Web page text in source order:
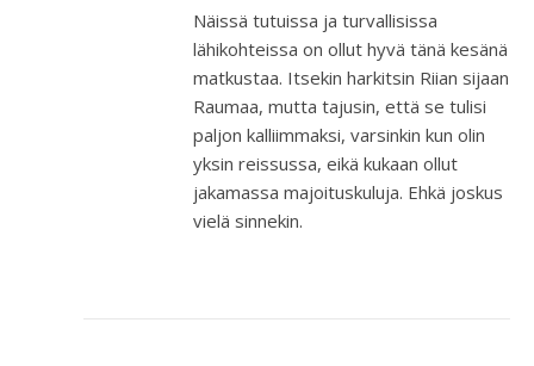
Näissä tutuissa ja turvallisissa
lähikohteissa on ollut hyvä tänä kesänä
matkustaa. Itsekin harkitsin Riian sijaan
Raumaa, mutta tajusin, että se tulisi
paljon kalliimmaksi, varsinkin kun olin
yksin reissussa, eikä kukaan ollut
jakamassa majoituskuluja. Ehkä joskus
vielä sinnekin.